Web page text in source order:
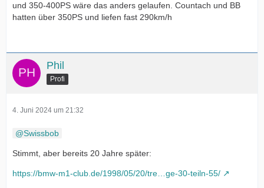
und 350-400PS wäre das anders gelaufen. Countach und BB
hatten über 350PS und liefen fast 290km/h
Phil
Profi
4. Juni 2024 um 21:32
Swissbob
Stimmt, aber bereits 20 Jahre später:
https://bmw-m1-club.de/1998/05/20/tre…ge-30-teiln-55/